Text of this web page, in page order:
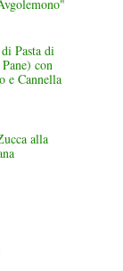
Pasta di
con
e Cannella
alla